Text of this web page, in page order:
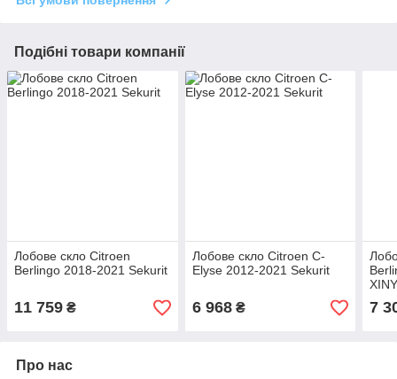
Подібні товари компанії
Лобове скло Citroen
Berlingo 2018-2021 Sekurit
11 759 ₴
Лобове скло Citroen C-
Elyse 2012-2021 Sekurit
6 968₴ 7
Про нас